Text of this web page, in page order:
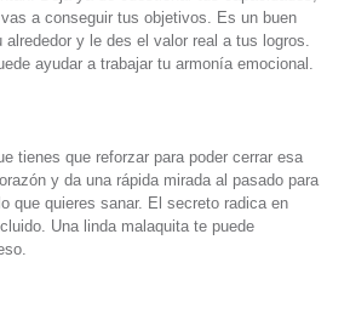
a conseguir tus objetivos. Es un buen
y le des el valor real a tus logros.
ayudar a trabajar tu armonía emocional.
tienes que reforzar para poder cerrar esa
y da una rápida mirada al pasado para
que quieres sanar. El secreto radica en
Una linda malaquita te puede